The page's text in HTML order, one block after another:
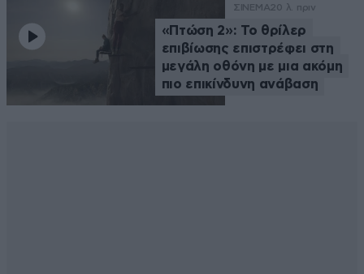
ΣΙΝΕΜΑ20 λ. πριν
«Πτώση 2»: Το θρίλερ
επιβίωσης επιστρέφει στη
μεγάλη οθόνη με μια ακόμη
πιο επικίνδυνη ανάβαση